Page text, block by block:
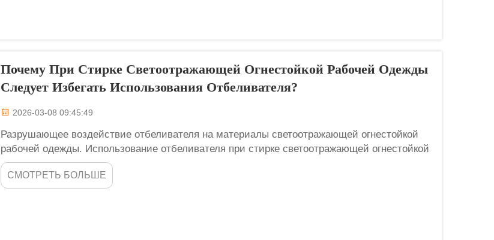
Почему При Стирке Светоотражающей Огнестойкой Рабочей Одежды
Следует Избегать Использования Отбеливателя?
2026-03-08 09:45:49
Разрушающее воздействие отбеливателя на материалы светоотражающей огнестойкой
рабочей одежды. Использование отбеливателя при стирке светоотражающей огнестойкой
рабочей одежды — это важнейшее правило ухода, и мы неоднократно подчёркиваем этот
момент для каждого клиента в компании Rafeel Safety. Я работаю в...
СМОТРЕТЬ БОЛЬШЕ